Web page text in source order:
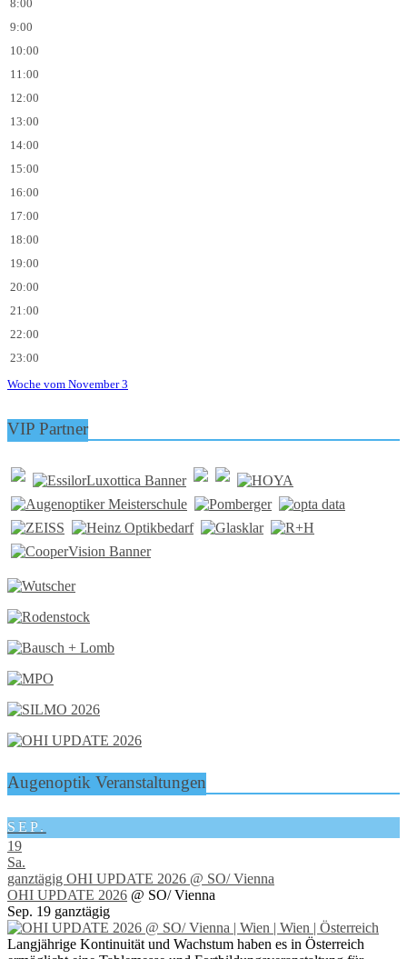
8:00
9:00
10:00
11:00
12:00
13:00
14:00
15:00
16:00
17:00
18:00
19:00
20:00
21:00
22:00
23:00
Woche vom November 3
VIP Partner
Augenoptik Veranstaltungen
SEP.
19
Sa.
ganztägig OHI UPDATE 2026 @ SO/ Vienna
OHI UPDATE 2026 @ SO/ Vienna
Sep. 19 ganztägig
Langjährige Kontinuität und Wachstum haben es in Österreich